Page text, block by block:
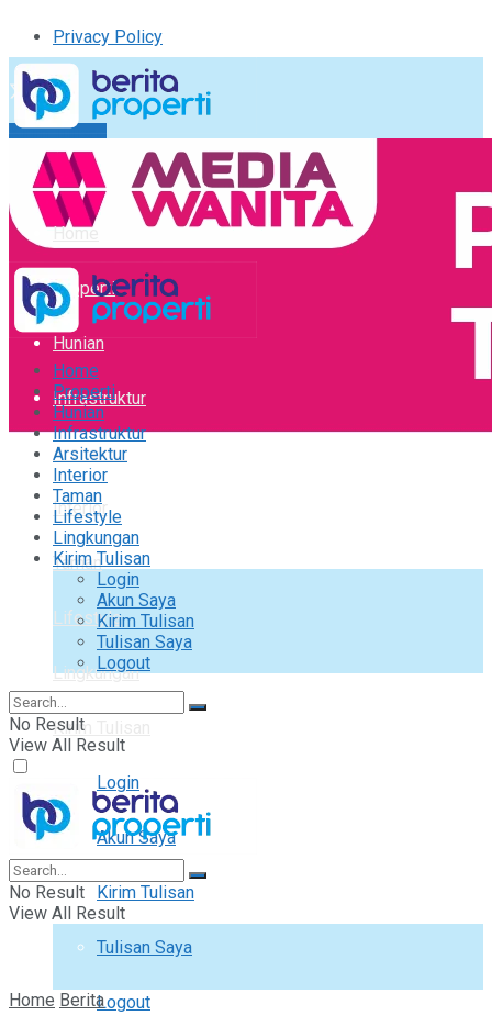
Privacy Policy
Kirim Tulisan
Tulisan Saya
Logout
Home
Properti
Hunian
Infrastruktur
Arsitektur
Interior
Taman
Lifestyle
Lingkungan
Kirim Tulisan
Login
Akun Saya
Kirim Tulisan
Tulisan Saya
Logout
Home
Properti
Hunian
Infrastruktur
Arsitektur
Interior
Taman
Lifestyle
Lingkungan
Kirim Tulisan
Login
Akun Saya
Kirim Tulisan
Tulisan Saya
Logout
No Result
View All Result
No Result
View All Result
Home Berita